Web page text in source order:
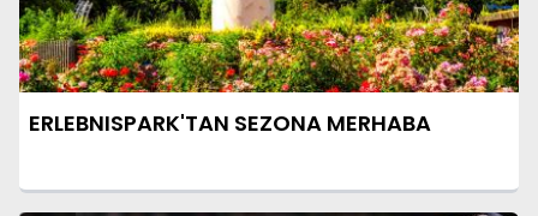
ERLEBNISPARK'TAN SEZONA MERHABA